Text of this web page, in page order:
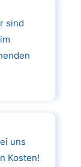
sind
uns
Kosten!